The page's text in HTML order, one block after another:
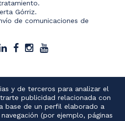
Górriz.
de comunicaciones de
Política de privacidad
Aviso Legal
Contacto
Trámites herencias
y de terceros para analizar el
publicidad relacionada con
base de un perfil elaborado a
(por ejemplo, páginas